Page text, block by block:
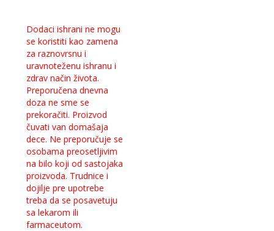
Dodaci ishrani ne mogu
se koristiti kao zamena
za raznovrsnu i
uravnoteženu ishranu i
zdrav način života.
Preporučena dnevna
doza ne sme se
prekoračiti. Proizvod
čuvati van domašaja
dece. Ne preporučuje se
osobama preosetljivim
na bilo koji od sastojaka
proizvoda. Trudnice i
dojilje pre upotrebe
treba da se posavetuju
sa lekarom ili
farmaceutom.